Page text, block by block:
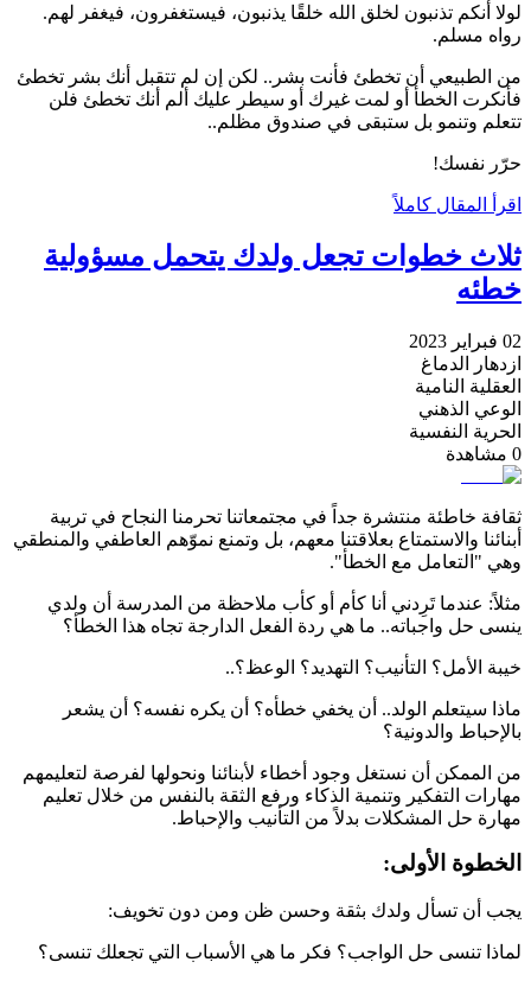
لولا أنكم تذنبون لخلق الله خلقًا يذنبون، فيستغفرون، فيغفر لهم.
رواه مسلم.
من الطبيعي أن تخطئ فأنت بشر.. لكن إن لم تتقبل أنك بشر تخطئ
فأنكرت الخطأ أو لمت غيرك أو سيطر عليك ألم أنك تخطئ فلن
تتعلم وتنمو بل ستبقى في صندوق مظلم..
حرّر نفسك!
اقرأ المقال كاملاً
ثلاث خطوات تجعل ولدك يتحمل مسؤولية
خطئه
02 فبراير 2023
ازدهار الدماغ
العقلية النامية
الوعي الذهني
الحرية النفسية
0 مشاهدة
ثقافة خاطئة منتشرة جداً في مجتمعاتنا تحرمنا النجاح في تربية
أبنائنا والاستمتاع بعلاقتنا معهم، بل وتمنع نموّهم العاطفي والمنطقي
وهي "التعامل مع الخطأ".
مثلاً: عندما تَرِدني أنا كأم أو كأب ملاحظة من المدرسة أن ولدي
ينسى حل واجباته.. ما هي ردة الفعل الدارجة تجاه هذا الخطأ؟
خيبة الأمل؟ التأنيب؟ التهديد؟ الوعظ؟..
ماذا سيتعلم الولد.. أن يخفي خطأه؟ أن يكره نفسه؟ أن يشعر
بالإحباط والدونية؟
من الممكن أن نستغل وجود أخطاء لأبنائنا ونحولها لفرصة لتعليمهم
مهارات التفكير وتنمية الذكاء ورفع الثقة بالنفس من خلال تعليم
مهارة حل المشكلات بدلاً من التأنيب والإحباط.
الخطوة الأولى:
يجب أن تسأل ولدك بثقة وحسن ظن ومن دون تخويف:
لماذا تنسى حل الواجب؟ فكر ما هي الأسباب التي تجعلك تنسى؟